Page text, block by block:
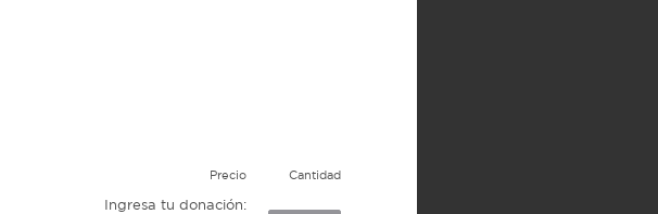
Precio Cantidad
Ingresa tu donación: